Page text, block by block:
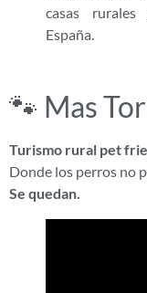
casas
España.
🐾 Mas
Turismo rural pet
Donde los perros no
Se quedan.